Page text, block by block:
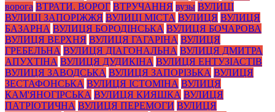
ворога ВТРАТИ. ВОРОГ ВТРУЧАННЯ вузы ВУЛИЦІ
ВУЛИЦІ ЗАПОРІЖЖЯ ВУЛИЦІ МІСТА ВУЛИЦЯ ВУЛИЦЯ
БАЗАРНА ВУЛИЦЯ БОРОДІНСЬКА ВУЛИЦЯ БОЧАРОВА
ВУЛИЦЯ ВЕРХНЯ ВУЛИЦЯ ГАГАРІНА ВУЛИЦЯ
ГРЕБЕЛЬНА ВУЛИЦЯ ДІАГОНАЛЬНА ВУЛИЦЯ ДМИТРА
АПУХТІНА ВУЛИЦЯ ДУДИКІНА ВУЛИЦЯ ЕНТУЗІАСТІВ
ВУЛИЦЯ ЗАВОДСЬКА ВУЛИЦЯ ЗАПОРІЗЬКА ВУЛИЦЯ
ЗЕСТАФОНСЬКА ВУЛИЦЯ ІСТОМІНА ВУЛИЦЯ
КАМ'ЯНОГІРСЬКА ВУЛИЦЯ КИЯШКА ВУЛИЦЯ
ПАТРІОТИЧНА ВУЛИЦЯ ПЕРЕМОГИ ВУЛИЦЯ